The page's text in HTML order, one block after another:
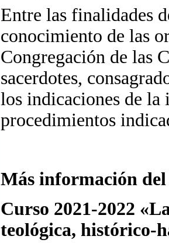
Entre las finalidades
conocimiento de las
Congregación de las
sacerdotes,
los indicaciones de
procedimientos
Más información
Curso 2021-2022
teológica, histórico-